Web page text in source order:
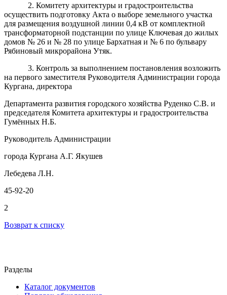
2. Комитету архитектуры и градостроительства
осуществить подготовку Акта о выборе земельного участка
для размещения воздушной линии 0,4 кВ от комплектной
трансформаторной подстанции по улице Ключевая до жилых
домов № 26 и № 28 по улице Бархатная и № 6 по бульвару
Рябиновый микрорайона Утяк.
3. Контроль за выполнением постановления возложить
на первого заместителя Руководителя Администрации города
Кургана, директора
Департамента развития городского хозяйства Руденко С.В. и
председателя Комитета архитектуры и градостроительства
Гумённых Н.Б.
Руководитель Администрации
города Кургана А.Г. Якушев
Лебедева Л.Н.
45-92-20
2
Возврат к списку
Разделы
Каталог документов